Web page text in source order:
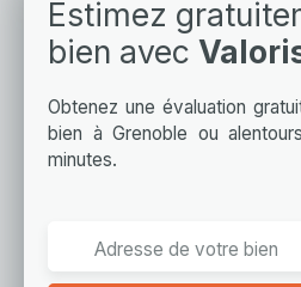
Estimez
bien avec
Obtenez une évaluation
bien à Grenoble ou
minutes.
Adresse de votre bien